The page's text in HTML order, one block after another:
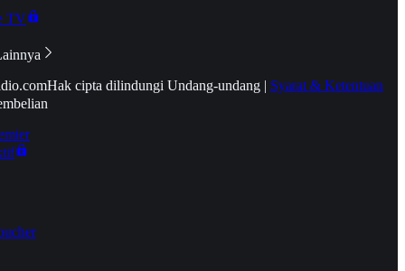
TV
Hak cipta dilindungi Undang-undang | Syarat & Ketentuan